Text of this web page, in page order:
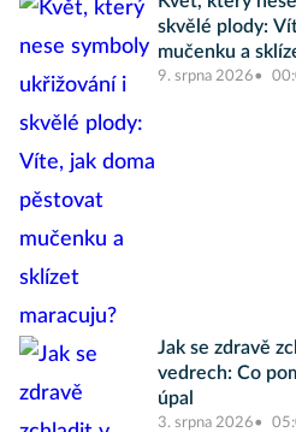
skvělé plody:
mučenku a
9. srpna 2026
Jak se zdravě
vedrech: Co
úpal
3. srpna 2026